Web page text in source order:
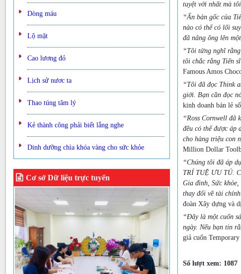
Dòng máu
Lộ mặt
Cao lương đỏ
Lịch sử nươc ta
Thao túng tâm lý
Kẻ thành công phải biết lắng nghe
Dinh dưỡng chìa khóa vàng cho sức khỏe
Cơ sở Dữ liệu trực tuyến
tuyệt vời nhất mà
“Ấn bản gốc của
nào có thể có lối
đã nâng ông lên
“Tôi từng nghĩ
tôi chắc rằng Tiến
Famous Amos
“Tôi đã đọc Think
giới. Bạn cần đọc
kinh doanh bán lẻ
“Ross Cornwell đã
đều có thể được áp
cho hàng triệu con
Million Dollar
“Chúng tôi đã áp
TRÍ TUỆ ƯU TÚ.
Gia đình, Sức
thay đổi về tài
đoàn Xây dựng và
“Đây là một cuốn
ngày. Nếu bạn tin
giả cuốn
Số lượt xem: 1087